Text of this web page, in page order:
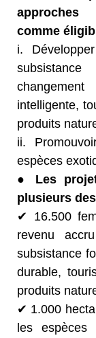
approches
comme
i.
intelligente,
produits
ii.
espèces
● Les
plusieurs
✔ 16.500
revenu
subsistance
durable,
produits
✔ 1.000
les espèces